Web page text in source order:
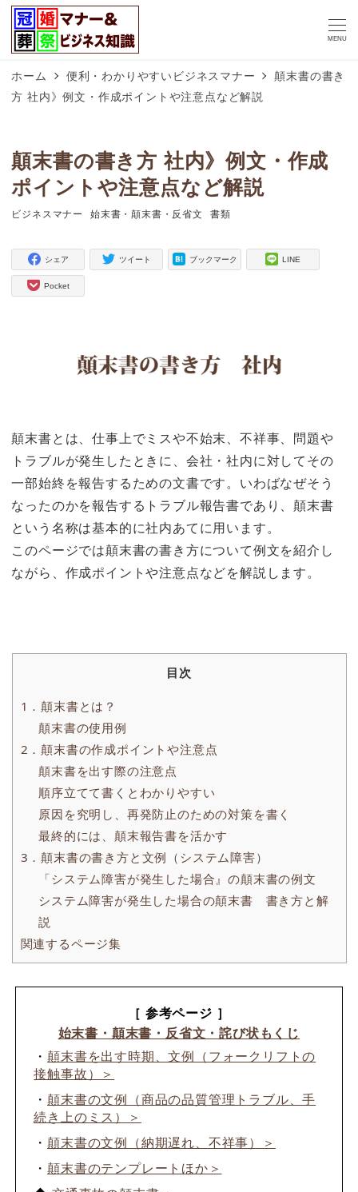
MENU
ホーム 便利・わかりやすいビジネスマナー
顛末書の書き
方 社内》例文・作成ポイントや注意点など解説
顛末書の書き方 社内》例文・作成
ポイントや注意点など解説
タグ
ビジネスマナー
タグ
始末書・顛末書・反省文
タグ
書類
シェア ツイート ブックマーク LINE
Pocket
顛末書とは、仕事上でミスや不始末、不祥事、問題や
トラブルが発生したときに、会社・社内に対してその
一部始終を報告するための文書です。いわばなぜそう
なったのかを報告するトラブル報告書であり、顛末書
という名称は基本的に社内あてに用います。
このページでは顛末書の書き方について例文を紹介し
ながら、作成ポイントや注意点などを解説します。
目次
1．顛末書とは？
顛末書の使用例
2．顛末書の作成ポイントや注意点
顛末書を出す際の注意点
順序立てて書くとわかりやすい
原因を究明し、再発防止のための対策を書く
最終的には、顛末報告書を活かす
3．顛末書の書き方と文例（システム障害）
「システム障害が発生した場合』の顛末書の例文
システム障害が発生した場合の顛末書 書き方と解
説
関連するページ集
［ 参考ページ ］
始末書・顛末書・反省文・詫び状もくじ
・顛末書を出す時期、文例（フォークリフトの
接触事故）＞
・顛末書の文例（商品の品質管理トラブル、手
続き上のミス）＞
・顛末書の文例（納期遅れ、不祥事）＞
・顛末書のテンプレートほか＞